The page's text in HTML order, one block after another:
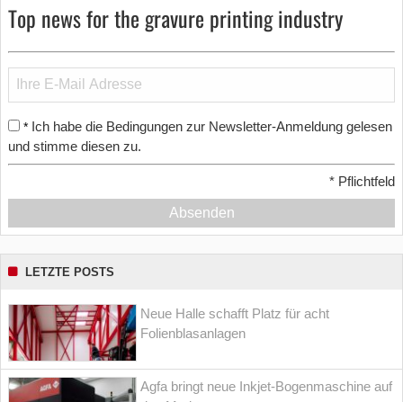
Top news for the gravure printing industry
* Ich habe die Bedingungen zur Newsletter-Anmeldung gelesen
und stimme diesen zu.
* Pflichtfeld
Absenden
LETZTE POSTS
Neue Halle schafft Platz für acht
Folienblasanlagen
Agfa bringt neue Inkjet-Bogenmaschine auf